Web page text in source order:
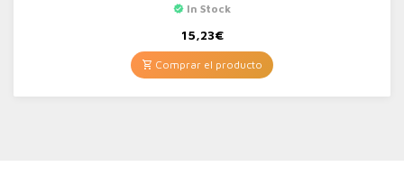
In Stock
15,23€
Comprar el producto